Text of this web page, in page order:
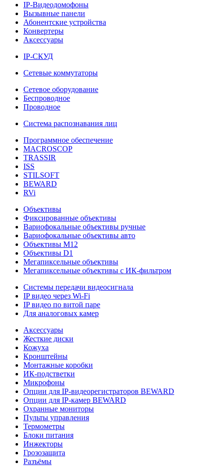
IP-Видеодомофоны
Вызывные панели
Абонентские устройства
Конвертеры
Аксессуары
IP-СКУД
Сетевые коммутаторы
Сетевое оборудование
Беспроводное
Проводное
Система распознавания лиц
Программное обеспечение
MACROSCOP
TRASSIR
ISS
STILSOFT
BEWARD
RVi
Объективы
Фиксированные объективы
Вариофокальные объективы ручные
Вариофокальные объективы авто
Объективы М12
Объективы D1
Мегапиксельные объективы
Мегапиксельные объективы с ИК-фильтром
Системы передачи видеосигнала
IP видео через Wi-Fi
IP видео по витой паре
Для аналоговых камер
Аксессуары
Жесткие диски
Кожуха
Кронштейны
Монтажные коробки
ИК-подстветки
Микрофоны
Опции для IP-видеорегистраторов BEWARD
Опции для IP-камер BEWARD
Охранные мониторы
Пульты управления
Термометры
Блоки питания
Инжекторы
Грозозащита
Разъёмы